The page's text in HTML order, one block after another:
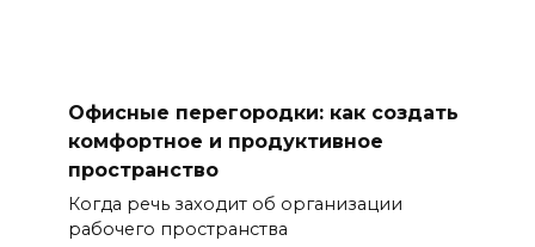
Офисные перегородки: как создать
комфортное и продуктивное
пространство
Когда речь заходит об организации
рабочего пространства